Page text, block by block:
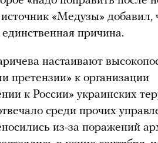
«Медузы» добавил,
причина.
настаивают
претензии» к организации
к России» украинских
среди прочих
из-за поражений